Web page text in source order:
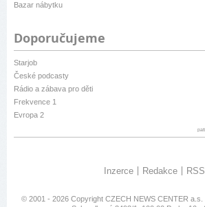
Bazar nábytku
Doporučujeme
Starjob
České podcasty
Rádio a zábava pro děti
Frekvence 1
Evropa 2
Inzerce Redakce RSS
© 2001 - 2026 Copyright CZECH NEWS CENTER a.s.